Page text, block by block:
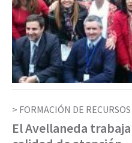
FORMACIÓN DE
El Avellaneda